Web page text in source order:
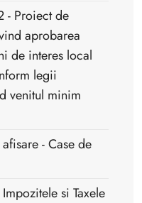
- Proiect de
aprobarea
de interes local
legii
venitul minim
- Case de
si Taxele